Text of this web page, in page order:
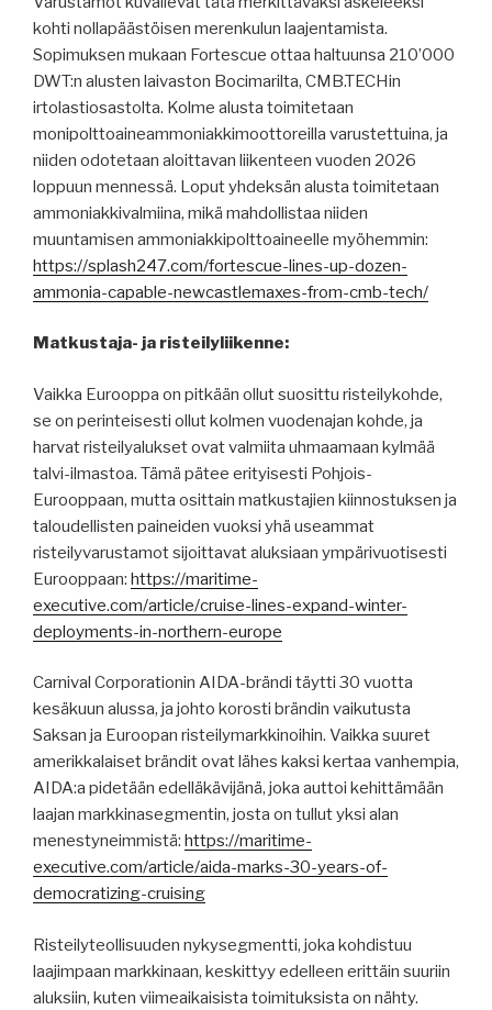
kohti nollapäästöisen merenkulun laajentamista.
Sopimuksen mukaan Fortescue ottaa haltuunsa 210’000
DWT:n alusten laivaston Bocimarilta, CMB.TECHin
irtolastiosastolta. Kolme alusta toimitetaan
monipolttoaineammoniakkimoottoreilla varustettuina, ja
niiden odotetaan aloittavan liikenteen vuoden 2026
loppuun mennessä. Loput yhdeksän alusta toimitetaan
ammoniakkivalmiina, mikä mahdollistaa niiden
muuntamisen ammoniakkipolttoaineelle myöhemmin:
https://splash247.com/fortescue-lines-up-dozen-
ammonia-capable-newcastlemaxes-from-cmb-tech/
Matkustaja- ja risteilyliikenne:
Vaikka Eurooppa on pitkään ollut suosittu risteilykohde,
se on perinteisesti ollut kolmen vuodenajan kohde, ja
harvat risteilyalukset ovat valmiita uhmaamaan kylmää
talvi-ilmastoa. Tämä pätee erityisesti Pohjois-
Eurooppaan, mutta osittain matkustajien kiinnostuksen ja
taloudellisten paineiden vuoksi yhä useammat
risteilyvarustamot sijoittavat aluksiaan ympärivuotisesti
Eurooppaan: https://maritime-
executive.com/article/cruise-lines-expand-winter-
deployments-in-northern-europe
Carnival Corporationin AIDA-brändi täytti 30 vuotta
kesäkuun alussa, ja johto korosti brändin vaikutusta
Saksan ja Euroopan risteilymarkkinoihin. Vaikka suuret
amerikkalaiset brändit ovat lähes kaksi kertaa vanhempia,
AIDA:a pidetään edelläkävijänä, joka auttoi kehittämään
laajan markkinasegmentin, josta on tullut yksi alan
menestyneimmistä: https://maritime-
executive.com/article/aida-marks-30-years-of-
democratizing-cruising
Risteilyteollisuuden nykysegmentti, joka kohdistuu
laajimpaan markkinaan, keskittyy edelleen erittäin suuriin
aluksiin, kuten viimeaikaisista toimituksista on nähty.